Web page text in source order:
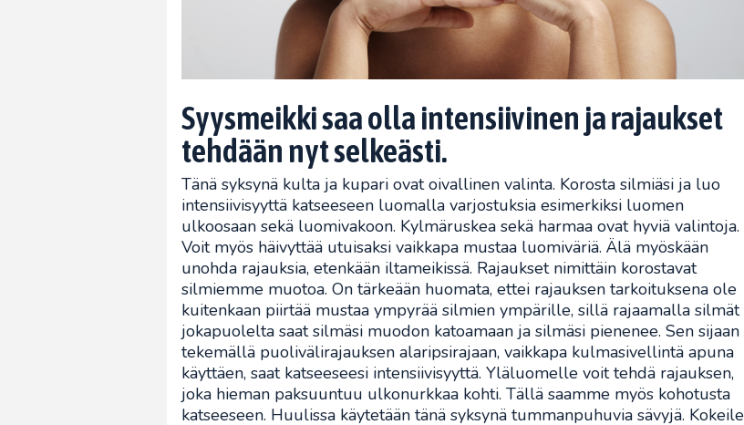
Syysmeikki saa olla intensiivinen ja rajaukset
tehdään nyt selkeästi.
Tänä syksynä kulta ja kupari ovat oivallinen valinta. Korosta silmiäsi ja luo
intensiivisyyttä katseeseen luomalla varjostuksia esimerkiksi luomen
ulkoosaan sekä luomivakoon. Kylmäruskea sekä harmaa ovat hyviä valintoja.
Voit myös häivyttää utuisaksi vaikkapa mustaa luomiväriä. Älä myöskään
unohda rajauksia, etenkään iltameikissä. Rajaukset nimittäin korostavat
silmiemme muotoa. On tärkeään huomata, ettei rajauksen tarkoituksena ole
kuitenkaan piirtää mustaa ympyrää silmien ympärille, sillä rajaamalla silmät
jokapuolelta saat silmäsi muodon katoamaan ja silmäsi pienenee. Sen sijaan
tekemällä puolivälirajauksen alaripsirajaan, vaikkapa kulmasivellintä apuna
käyttäen, saat katseeseesi intensiivisyyttä. Yläluomelle voit tehdä rajauksen,
joka hieman paksuuntuu ulkonurkkaa kohti. Tällä saamme myös kohotusta
katseeseen. Huulissa käytetään tänä syksynä tummanpuhuvia sävyjä. Kokeile